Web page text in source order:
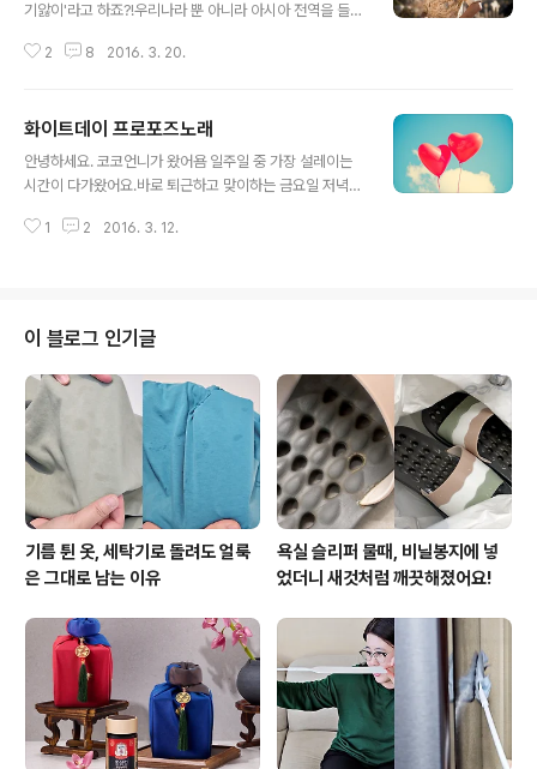
기앓이'라고 하죠?!우리나라 뿐 아니라 아시아 전역을 들었
후예보는 재미로 일주일을 보내고 있어요^^;한번도 안 본
렐 수 있다는 걸 알았네요 ㅋ전에 성균관스캔들할때도 좋
았는데 군대 다녀와서 뭔가 더 다부지고 남성다운 매력도
업그레이드!어떤 사람들은 드라마가 너무 비현실적이고 저
ㅎㅎ군대에 대해 잘 모르는 여자들이라도 헬기를 택시처럼
2 8 2016. 3. 20.
화이트데이 프로포즈노래
안녕하세요. 코코언니가 왔어욤 일주일 중 가장 설레이는
시간이 다가왔어요.바로 퇴근하고 맞이하는 금요일 저녁♬
하고나니 이런 데이들은 그냥저냥 에브리데이와 같아요 ㅎ
상 옆에서 당연히 함께하는 사람이 되었네요...하지만...꼭
이게 나쁜것만은 아니에요. 서로 조급해하지않고 선물
로 꾸미지 않아도 되는 뭐 그런거죠 ㅋㅋㅋ(연애세포를 상
실한 유부녀의 푸념정도로 이해해주세요 ㅠㅠ)그럼 화이트
데이맞이 프로포즈노래추천 들어갑니당~전에 발렌타인데
이 프로포즈노래로 '너를 처음 만난 그때'를 포스팅..
1 2 2016. 3. 12.
이 블로그 인기글
기름 튄 옷, 세탁기로 돌려도 얼룩
은 그대로 남는 이유
욕실 슬리퍼 물때, 비닐봉지에 넣
었더니 새것처럼 깨끗해졌어요!